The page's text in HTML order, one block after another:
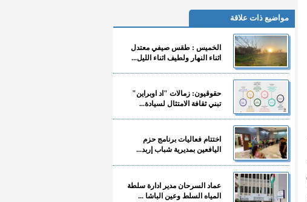
مواضيع ذات علاقة
الخميس : طقس صيفي معتدل
اثناء النهار ولطيف اثناء الليل...
حقوقيون: زمالات "اد اوبراين"
تبني ثقافة الامتثال لسيادة...
اختتام فعاليات برنامج حزم
اليافعين بمديرية شباب إربد...
عماد السرحان مدير ادارة سلطة
المياه السلط وعين الباشا ...